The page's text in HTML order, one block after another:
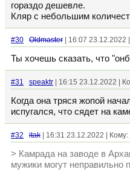
гораздо дешевле.
Кляр с небольшим
#30 Oldmaster | 16:07 23.12.2022
Ты хочешь сказать, что
#31 speaktr | 16:15 23.12.2022 |
Когда она тряся жопой
испугался, что сядет на
#32 itak | 16:31 23.12.2022 | Кому:
> Камрада на заводе в
мужики могут неправильно